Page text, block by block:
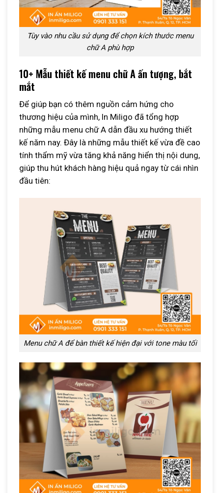
Tùy vào nhu cầu sử dụng để chọn kích thước menu
chữ A phù hợp
10+ Mẫu thiết kế menu chữ A ấn tượng, bắt
mắt
Để giúp bạn có thêm nguồn cảm hứng cho
thương hiệu của mình, In Miligo đã tổng hợp
những mẫu menu chữ A dẫn đầu xu hướng thiết
kế năm nay. Đây là những mẫu thiết kế vừa đề cao
tính thẩm mỹ vừa tăng khả năng hiển thị nội dung,
giúp thu hút khách hàng hiệu quả ngay từ cái nhìn
đầu tiên:
Menu chữ A để bàn thiết kế hiện đại với tone màu tối